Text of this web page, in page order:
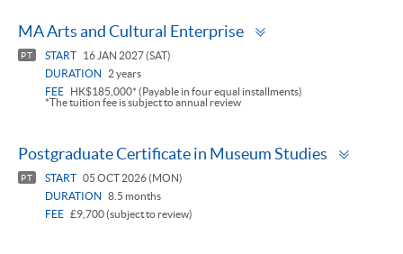
MA Arts and Cultural Enterprise
PT START
16 JAN 2027 (SAT)
DURATION
2 years
FEE
HK$185,000* (Payable in four equal installments)
*The tuition fee is subject to annual review
Postgraduate Certificate in Museum Studies
PT START 05 OCT 2026 (MON)
DURATION
8.5 months
FEE £9,700 (subject to review)